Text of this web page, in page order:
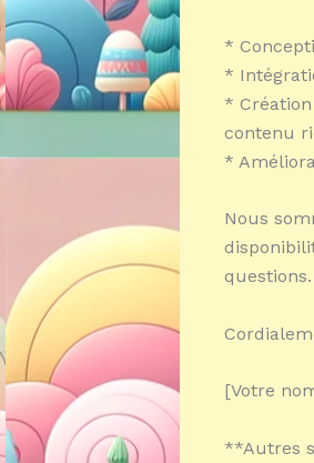
*
*
*
contenu
*
Nous
questions.
[Votre
**Autres